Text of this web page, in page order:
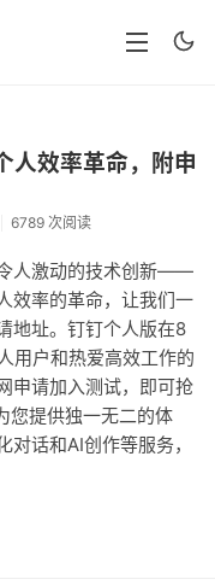
人效率革命，附申
6789 次阅读
人激动的技术创新——
效率的革命，让我们一
地址。钉钉个人版在8
用户和热爱高效工作的
申请加入测试，即可抢
您提供独一无二的体
话和AI创作等服务，